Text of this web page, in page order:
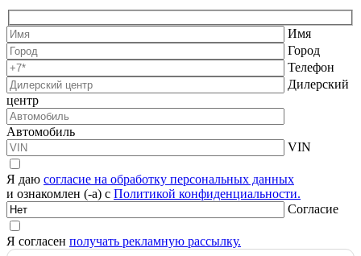
Имя
Город
Телефон
Дилерский
центр
Автомобиль
VIN
Я даю согласие на обработку персональных данных
и ознакомлен (-а) с Политикой конфиденциальности.
Согласие
Я согласен получать рекламную рассылку.